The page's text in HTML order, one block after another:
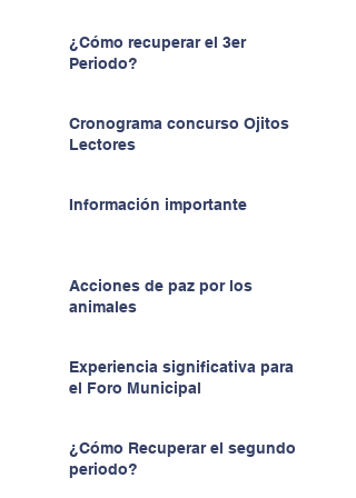
¿Cómo recuperar el 3er
Periodo?
Cronograma concurso Ojitos
Lectores
Información importante
Acciones de paz por los
animales
Experiencia significativa para
el Foro Municipal
¿Cómo Recuperar el segundo
periodo?